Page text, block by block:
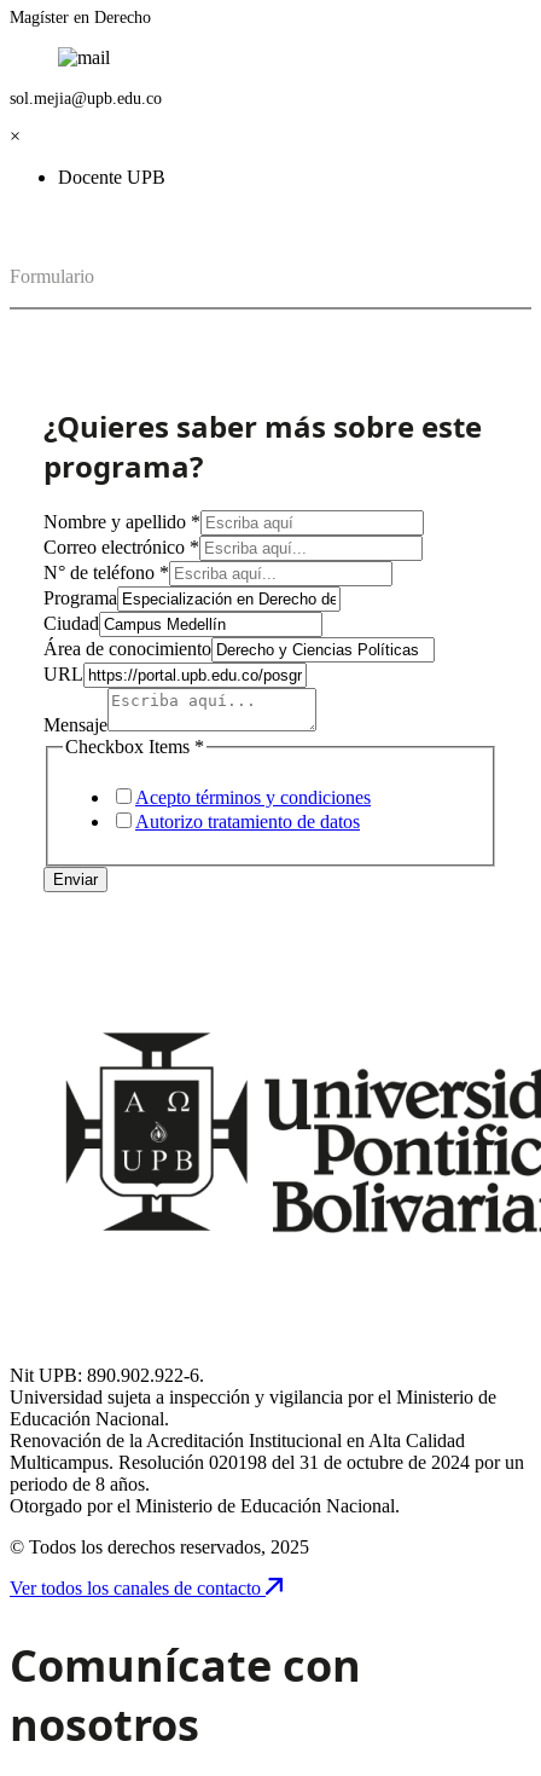
Magíster en Derecho
sol.mejia@upb.edu.co
×
Docente UPB
Formulario
¿Quieres saber más sobre este
programa?
Nombre y apellido *
Correo electrónico *
N° de teléfono *
Programa
Ciudad
Área de conocimiento
URL
Mensaje
conocimiento
Checkbox Items *
Acepto términos y condiciones
Autorizo tratamiento de datos
Enviar
Nit UPB: 890.902.922-6.
Universidad sujeta a inspección y vigilancia por el Ministerio de
Educación Nacional.
Renovación de la Acreditación Institucional en Alta Calidad
Multicampus. Resolución 020198 del 31 de octubre de 2024 por un
periodo de 8 años.
Otorgado por el Ministerio de Educación Nacional.
© Todos los derechos reservados, 2025
Ver todos los canales de contacto
Comunícate con
nosotros